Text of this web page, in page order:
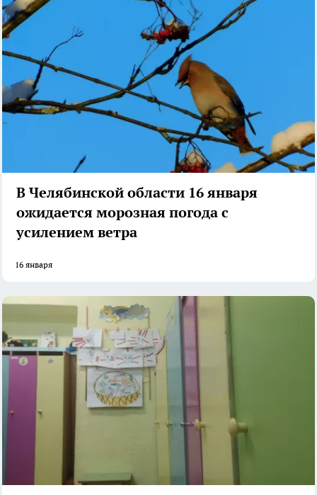
В Челябинской области 16 января
ожидается морозная погода с
усилением ветра
16 января